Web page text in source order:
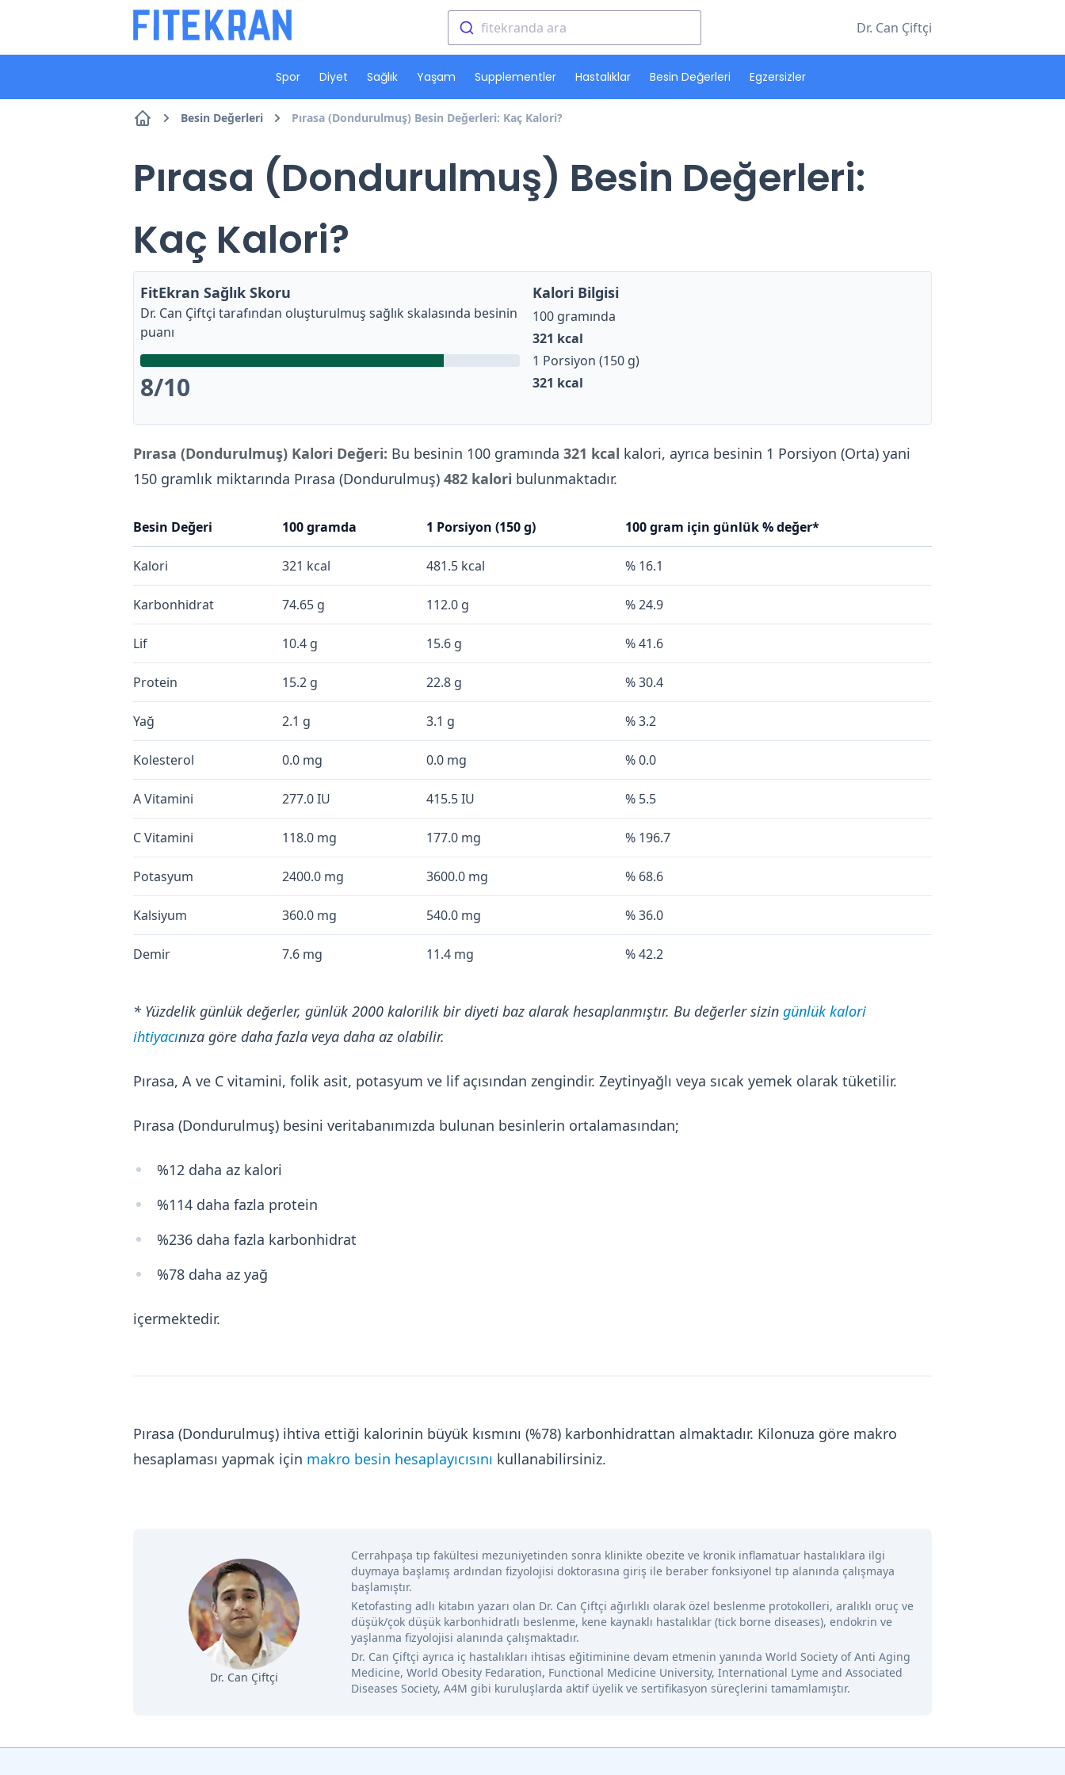
fitekranda ara Dr. Can Çiftçi
Spor Diyet Sağlık Yaşam Supplementler Hastalıklar Besin Değerleri Egzersizler
Besin Değerleri Pırasa (Dondurulmuş) Besin Değerleri: Kaç Kalori?
Pırasa (Dondurulmuş) Besin Değerleri:
Kaç Kalori?
FitEkran Sağlık Skoru
Dr. Can Çiftçi tarafından oluşturulmuş sağlık skalasında besinin
puanı
8/10
Kalori Bilgisi
100 gramında
321 kcal
1 Porsiyon (150 g)
321 kcal
Pırasa (Dondurulmuş) Kalori Değeri: Bu besinin 100 gramında 321 kcal kalori, ayrıca besinin 1 Porsiyon (Orta) yani
150 gramlık miktarında Pırasa (Dondurulmuş) 482 kalori bulunmaktadır.
Besin Değeri 100 gramda 1 Porsiyon (150 g) 100 gram için günlük % değer*
Kalori 321 kcal 481.5 kcal % 16.1
Karbonhidrat 74.65 g 112.0 g % 24.9
Lif 10.4 g 15.6 g % 41.6
Protein 15.2 g 22.8 g % 30.4
Yağ 2.1 g 3.1 g % 3.2
Kolesterol 0.0 mg 0.0 mg % 0.0
A Vitamini 277.0 IU 415.5 IU % 5.5
C Vitamini 118.0 mg 177.0 mg % 196.7
Potasyum 2400.0 mg 3600.0 mg % 68.6
Kalsiyum 360.0 mg 540.0 mg % 36.0
Demir 7.6 mg 11.4 mg % 42.2
* Yüzdelik günlük değerler, günlük 2000 kalorilik bir diyeti baz alarak hesaplanmıştır. Bu değerler sizin günlük kalori
ihtiyacınıza göre daha fazla veya daha az olabilir.
Pırasa, A ve C vitamini, folik asit, potasyum ve lif açısından zengindir. Zeytinyağlı veya sıcak yemek olarak tüketilir.
Pırasa (Dondurulmuş) besini veritabanımızda bulunan besinlerin ortalamasından;
%12 daha az kalori
%114 daha fazla protein
%236 daha fazla karbonhidrat
%78 daha az yağ
içermektedir.
Pırasa (Dondurulmuş) ihtiva ettiği kalorinin büyük kısmını (%78) karbonhidrattan almaktadır. Kilonuza göre makro
hesaplaması yapmak için makro besin hesaplayıcısını kullanabilirsiniz.
Dr. Can Çiftçi
Cerrahpaşa tıp fakültesi mezuniyetinden sonra klinikte obezite ve kronik inflamatuar hastalıklara ilgi
duymaya başlamış ardından fizyolojisi doktorasına giriş ile beraber fonksiyonel tıp alanında çalışmaya
başlamıştır.
Ketofasting adlı kitabın yazarı olan Dr. Can Çiftçi ağırlıklı olarak özel beslenme protokolleri, aralıklı oruç ve
düşük/çok düşük karbonhidratlı beslenme, kene kaynaklı hastalıklar (tick borne diseases), endokrin ve
yaşlanma fizyolojisi alanında çalışmaktadır.
Dr. Can Çiftçi ayrıca iç hastalıkları ihtisas eğitiminine devam etmenin yanında World Society of Anti Aging
Medicine, World Obesity Fedaration, Functional Medicine University, International Lyme and Associated
Diseases Society, A4M gibi kuruluşlarda aktif üyelik ve sertifikasyon süreçlerini tamamlamıştır.